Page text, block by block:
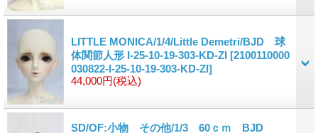
LITTLE MONICA/1/4/Little Demetri/BJD 球
体関節人形 I-25-10-19-303-KD-ZI [2100110000
030822-I-25-10-19-303-KD-ZI]
44,000円(税込)
SD/OF:小物 その他/1/3 60ｃｍ BJD